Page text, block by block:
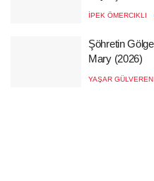
İPEK ÖMERCIKLI
Şöhretin
Mary (2026)
YAŞAR GÜLVEREN